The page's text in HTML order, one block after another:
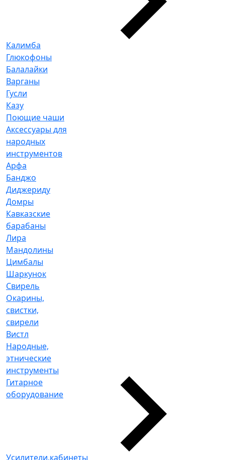
Калимба
Глюкофоны
Балалайки
Варганы
Гусли
Казу
Поющие чаши
Аксессуары для
народных
инструментов
Арфа
Банджо
Диджериду
Домры
Кавказские
барабаны
Лира
Мандолины
Цимбалы
Шаркунок
Свирель
Окарины,
свистки,
свирели
Вистл
Народные,
этнические
инструменты
Гитарное
оборудование
Усилители,кабинеты